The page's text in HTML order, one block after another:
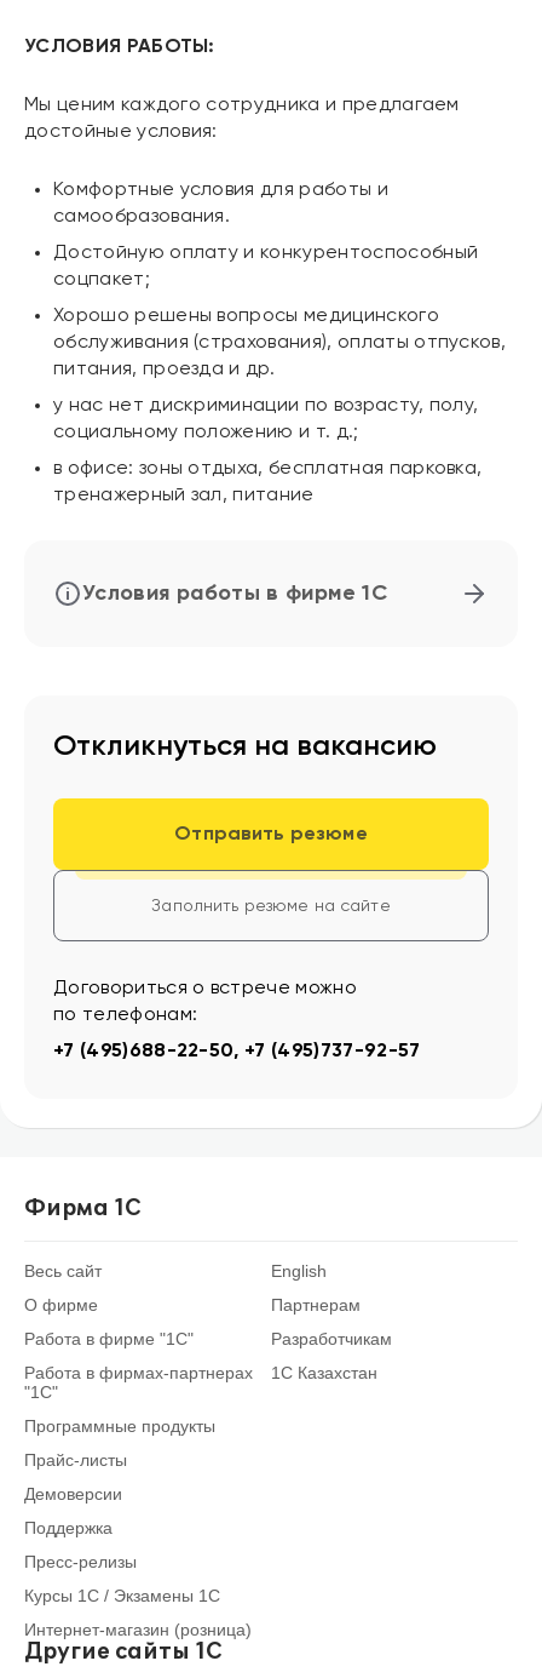
УСЛОВИЯ РАБОТЫ:
Мы ценим каждого сотрудника и предлагаем
достойные условия:
Комфортные условия для работы и
самообразования.
Достойную оплату и конкурентоспособный
соцпакет;
Хорошо решены вопросы медицинского
обслуживания (страхования), оплаты отпусков,
питания, проезда и др.
у нас нет дискриминации по возрасту, полу,
социальному положению и т. д.;
в офисе: зоны отдыха, бесплатная парковка,
тренажерный зал, питание
Условия работы в фирме 1С
Откликнуться на вакансию
Отправить резюме
Заполнить резюме на сайте
Договориться о встрече можно
по телефонам:
+7 (495)688-22-50, +7 (495)737-92-57
Фирма 1С
Весь сайт
О фирме
Работа в фирме "1С"
Работа в фирмах-партнерах
"1С"
Программные продукты
Прайс-листы
Демоверсии
Поддержка
Пресс-релизы
Курсы 1С / Экзамены 1С
Интернет-магазин (розница)
English
Партнерам
Разработчикам
1С Казахстан
Другие сайты 1С